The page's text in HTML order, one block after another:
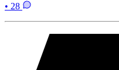
• 28